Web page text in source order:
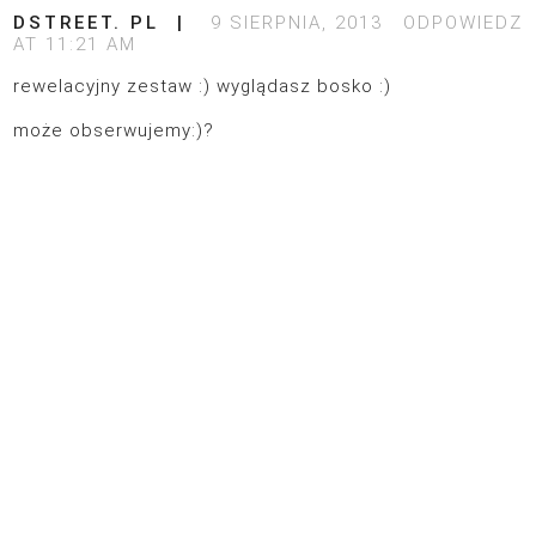
ODPOWIEDZ
DSTREET. PL
9 SIERPNIA, 2013
AT 11:21 AM
rewelacyjny zestaw :) wyglądasz bosko :)
może obserwujemy:)?